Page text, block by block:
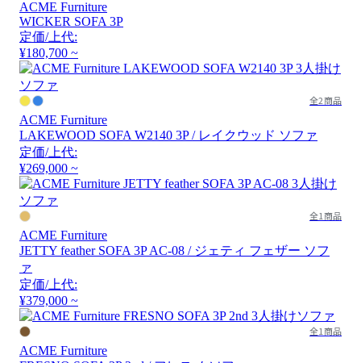
ACME Furniture
WICKER SOFA 3P
定価/上代:
¥180,700 ~
全2商品
ACME Furniture
LAKEWOOD SOFA W2140 3P / レイクウッド ソファ
定価/上代:
¥269,000 ~
全1商品
ACME Furniture
JETTY feather SOFA 3P AC-08 / ジェティ フェザー ソフ
ァ
定価/上代:
¥379,000 ~
全1商品
ACME Furniture